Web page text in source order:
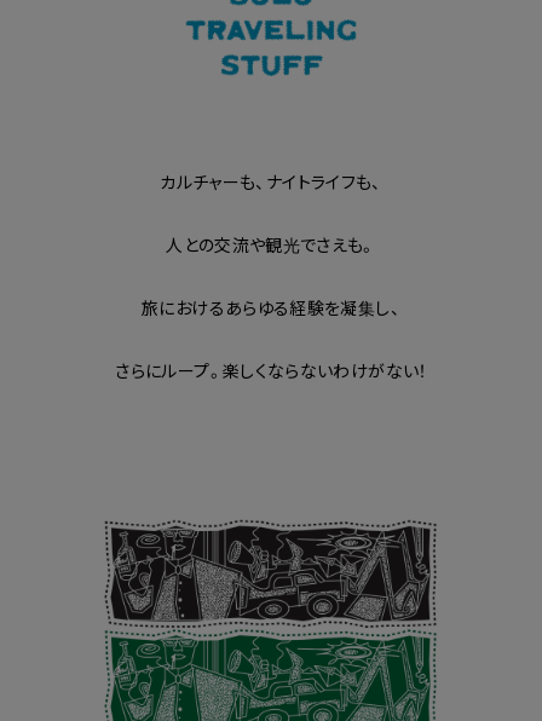
カルチャーも、ナイトライフも、
人との交流や観光でさえも。
旅におけるあらゆる経験を凝集し、
さらにループ。楽しくならないわけがない！